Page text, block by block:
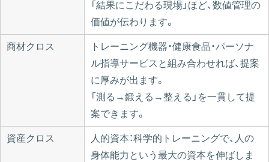
「結果にこだわる現場」ほど、数値管理の
価値が伝わります。
商材クロス
トレーニング機器・健康食品・パーソナ
ル指導サービスと組み合わせれば、提案
に厚みが出ます。
「測る→鍛える→整える」を一貫して提
案できます。
資産クロス
人的資本：科学的トレーニングで、人の
身体能力という最大の資本を伸ばしま